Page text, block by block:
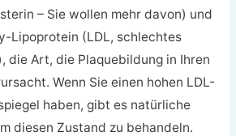
– Sie wollen mehr davon) und
Lipoprotein (LDL, schlechtes
die Art, die Plaquebildung in Ihren
Wenn Sie einen hohen LDL-
haben, gibt es natürliche
diesen Zustand zu behandeln.